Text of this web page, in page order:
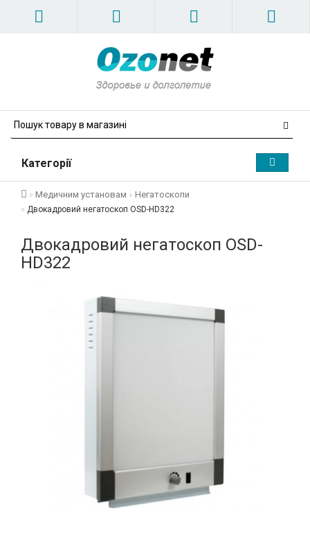
Категорії
Медичним установам Негатоскопи
Двокадровий негатоскоп OSD-HD322
Двокадровий негатоскоп OSD-
HD322